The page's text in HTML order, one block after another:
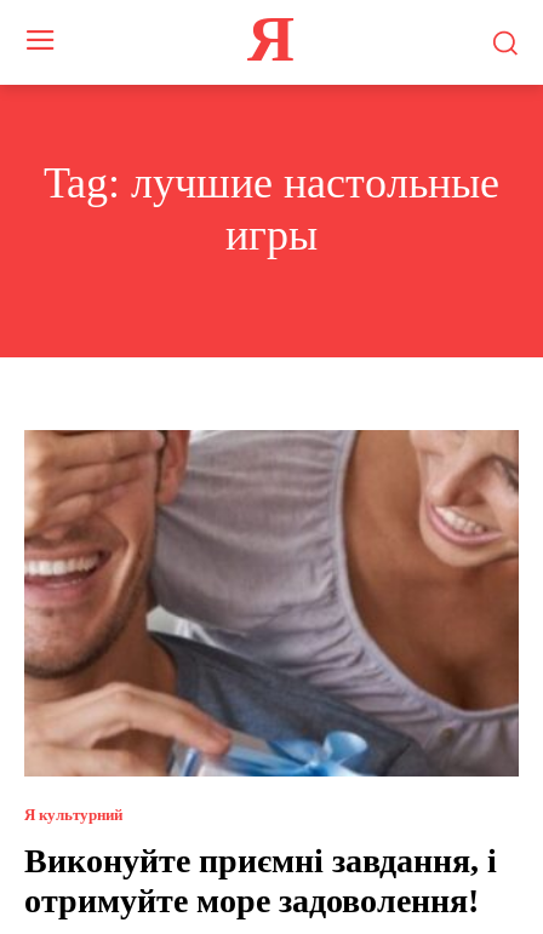
Я
Tag: лучшие настольные
игры
Я культурний
Виконуйте приємні завдання, і
отримуйте море задоволення!